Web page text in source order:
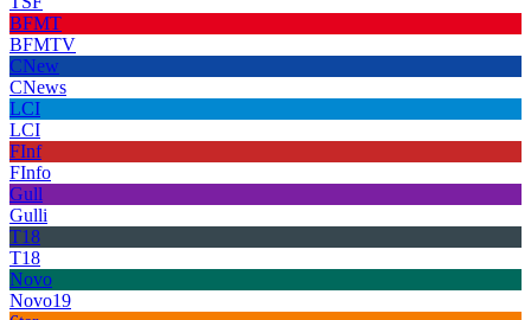
BFMT
BFMTV
CNew
CNews
LCI
LCI
FInf
FInfo
Gull
Gulli
T18
T18
Novo
Novo19